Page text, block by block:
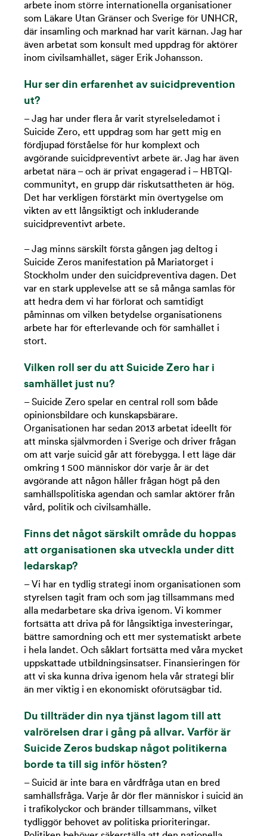
arbete inom större internationella organisationer
som Läkare Utan Gränser och Sverige för UNHCR,
där insamling och marknad har varit kärnan. Jag har
även arbetat som konsult med uppdrag för aktörer
inom civilsamhället, säger Erik Johansson.
Hur ser din erfarenhet av suicidprevention
ut?
– Jag har under flera år varit styrelseledamot i
Suicide Zero, ett uppdrag som har gett mig en
fördjupad förståelse för hur komplext och
avgörande suicidpreventivt arbete är. Jag har även
arbetat nära – och är privat engagerad i – HBTQI-
communityt, en grupp där riskutsattheten är hög.
Det har verkligen förstärkt min övertygelse om
vikten av ett långsiktigt och inkluderande
suicidpreventivt arbete.
– Jag minns särskilt första gången jag deltog i
Suicide Zeros manifestation på Mariatorget i
Stockholm under den suicidpreventiva dagen. Det
var en stark upplevelse att se så många samlas för
att hedra dem vi har förlorat och samtidigt
påminnas om vilken betydelse organisationens
arbete har för efterlevande och för samhället i
stort.
Vilken roll ser du att Suicide Zero har i
samhället just nu?
– Suicide Zero spelar en central roll som både
opinionsbildare och kunskapsbärare.
Organisationen har sedan 2013 arbetat ideellt för
att minska självmorden i Sverige och driver frågan
om att varje suicid går att förebygga. I ett läge där
omkring 1 500 människor dör varje år är det
avgörande att någon håller frågan högt på den
samhällspolitiska agendan och samlar aktörer från
vård, politik och civilsamhälle.
Finns det något särskilt område du hoppas
att organisationen ska utveckla under ditt
ledarskap?
– Vi har en tydlig strategi inom organisationen som
styrelsen tagit fram och som jag tillsammans med
alla medarbetare ska driva igenom. Vi kommer
fortsätta att driva på för långsiktiga investeringar,
bättre samordning och ett mer systematiskt arbete
i hela landet. Och såklart fortsätta med våra mycket
uppskattade utbildningsinsatser. Finansieringen för
att vi ska kunna driva igenom hela vår strategi blir
än mer viktig i en ekonomiskt oförutsägbar tid.
Du tillträder din nya tjänst lagom till att
valrörelsen drar i gång på allvar. Varför är
Suicide Zeros budskap något politikerna
borde ta till sig inför hösten?
– Suicid är inte bara en vårdfråga utan en bred
samhällsfråga. Varje år dör fler människor i suicid än
i trafikolyckor och bränder tillsammans, vilket
tydliggör behovet av politiska prioriteringar.